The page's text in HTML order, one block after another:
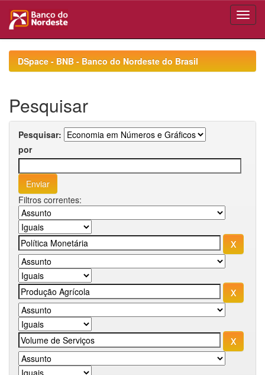
navigationDSpace - BNB - Banco do Nordeste do Brasil
Pesquisar
Pesquisar:
por
Filtros correntes: